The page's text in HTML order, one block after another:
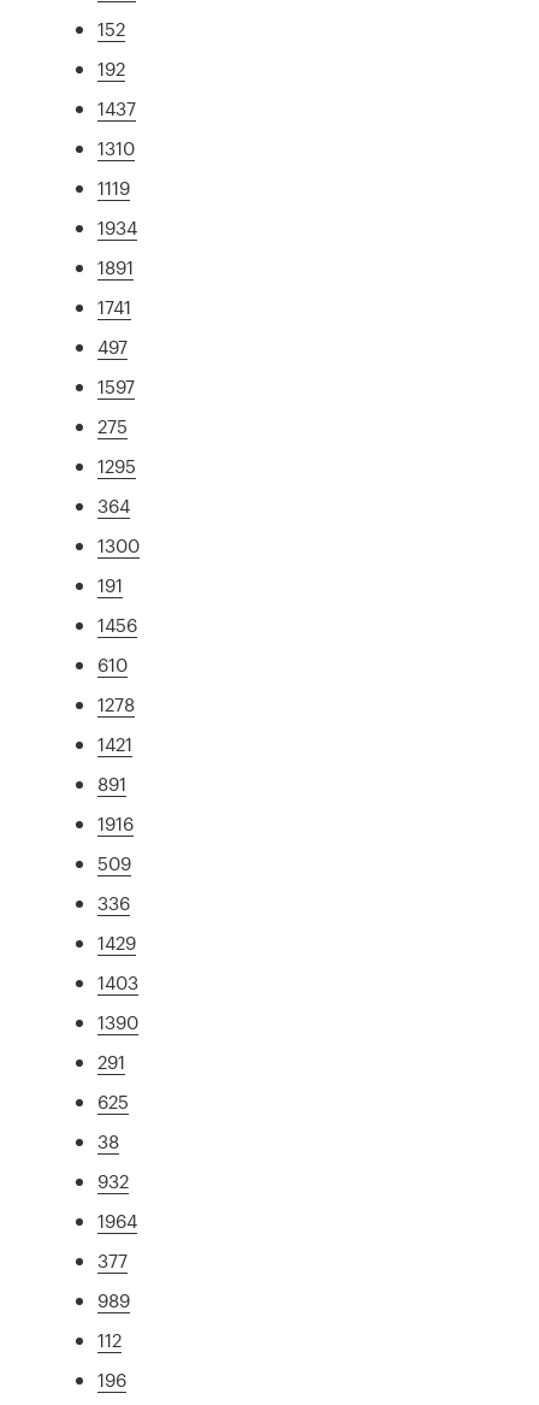
152
192
1437
1310
1119
1934
1891
1741
497
1597
275
1295
364
1300
191
1456
610
1278
1421
891
1916
509
336
1429
1403
1390
291
625
38
932
1964
377
989
112
196